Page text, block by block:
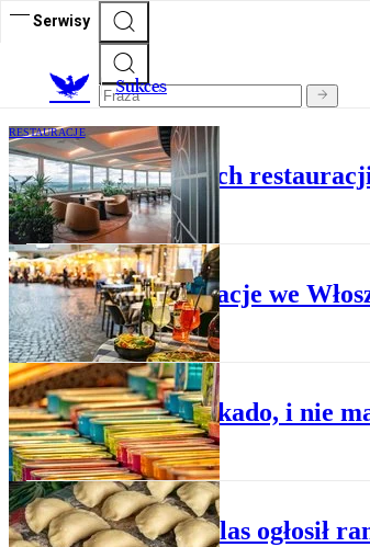
Serwisy
Sukces
RESTAURACJE
Jedna z najwyższych
RESTAURACJE
Restauracje we
STYL ŻYCIA
Nie awokado, i nie
KUCHNIA
Taste Atlas ogłosił